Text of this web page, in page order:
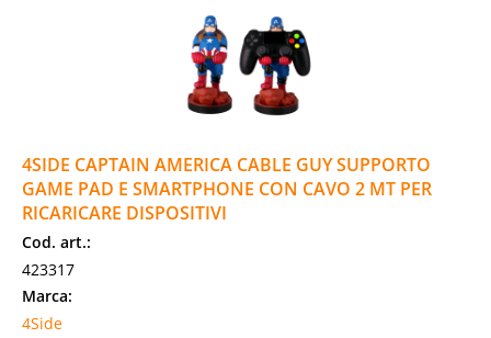
4SIDE CAPTAIN AMERICA CABLE GUY SUPPORTO
GAME PAD E SMARTPHONE CON CAVO 2 MT PER
RICARICARE DISPOSITIVI
Cod. art.:
423317
Marca:
4Side